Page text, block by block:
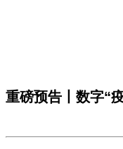
重磅预告丨数字“